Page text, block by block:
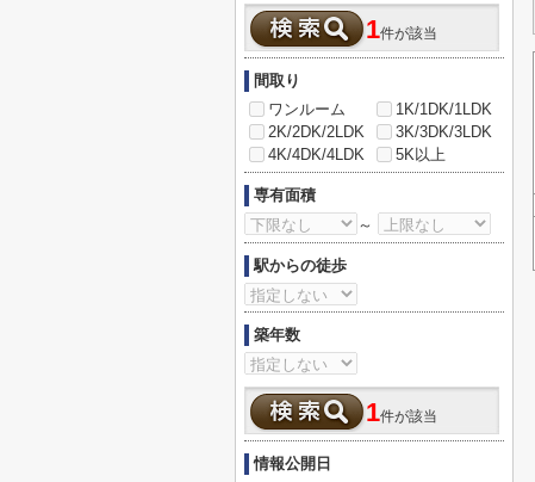
1件が該当
間取り
ワンルーム
1K/1DK/1LDK
2K/2DK/2LDK
3K/3DK/3LDK
4K/4DK/4LDK
5K以上
専有面積
～
駅からの徒歩
築年数
1件が該当
情報公開日